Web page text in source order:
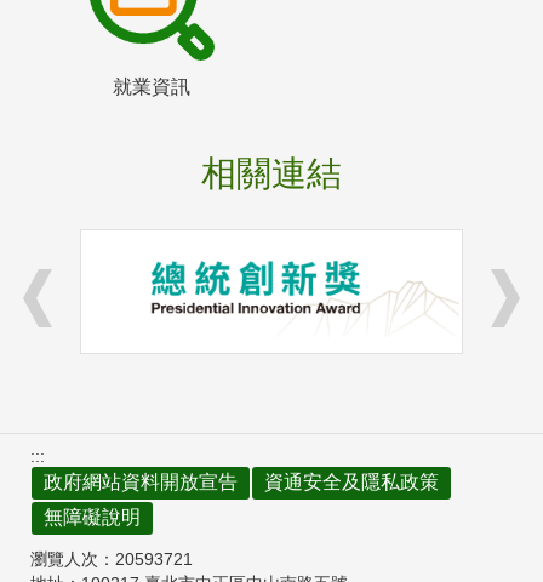
就業資訊
相關連結
:::
政府網站資料開放宣告
資通安全及隱私政策
無障礙說明
瀏覽人次： 20593721